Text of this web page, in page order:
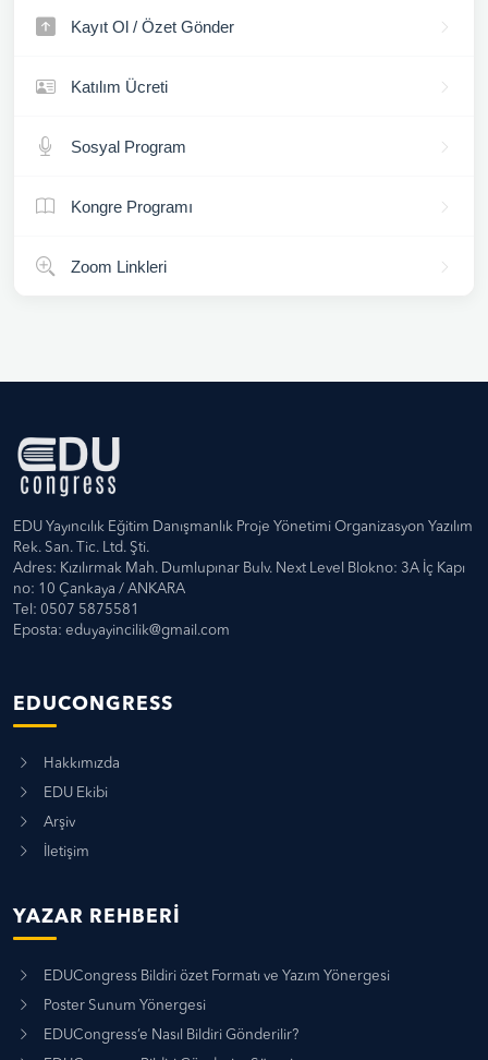
Kayıt Ol / Özet Gönder
Katılım Ücreti
Sosyal Program
Kongre Programı
Zoom Linkleri
EDU Yayıncılık Eğitim Danışmanlık Proje Yönetimi Organizasyon Yazılım
Rek. San. Tic. Ltd. Şti.
Adres: Kızılırmak Mah. Dumlupınar Bulv. Next Level Blokno: 3A İç Kapı
no: 10 Çankaya / ANKARA
Tel: 0507 5875581
Eposta: eduyayincilik@gmail.com
EDUCONGRESS
Hakkımızda
EDU Ekibi
Arşiv
İletişim
YAZAR REHBERI
EDUCongress Bildiri özet Formatı ve Yazım Yönergesi
Poster Sunum Yönergesi
EDUCongress’e Nasıl Bildiri Gönderilir?